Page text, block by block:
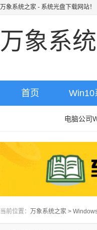
万象系统之家 - 系统光盘下载网站！
万象系
首页 Win10
电脑公司
当前位置： 万象系统之家 >